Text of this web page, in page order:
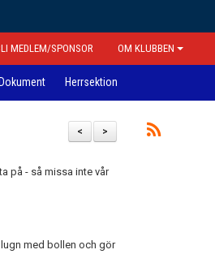
MEDLEM/SPONSOR OM KLUBBEN
Dokument Herrsektion
>
<
på - så missa inte vår
med bollen och gör